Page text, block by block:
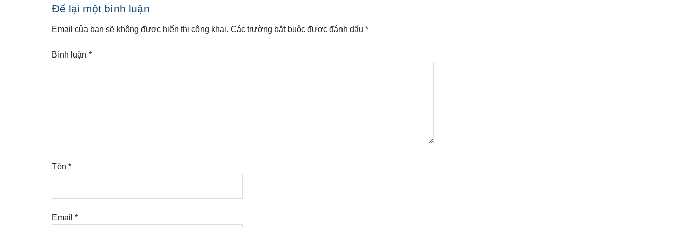
Reader
Interactions
Để lại một bình luận
Email của bạn sẽ không được hiển thị công khai. Các trường bắt buộc được đánh dấu *
Bình luận *
Tên *
Email *